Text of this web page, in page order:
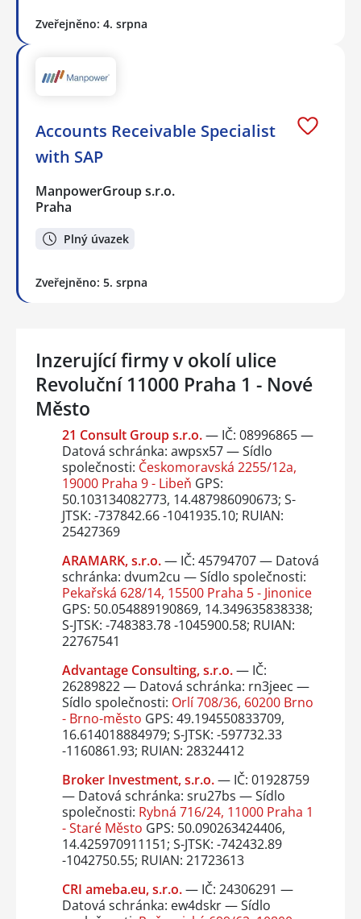
Zveřejněno: 4. srpna
Accounts Receivable Specialist
with SAP
ManpowerGroup s.r.o.
Praha
Plný úvazek
Zveřejněno: 5. srpna
Inzerující firmy v okolí ulice
Revoluční 11000 Praha 1 - Nové
Město
21 Consult Group s.r.o.— IČ: 08996865 —
Datová schránka: awpsx57 — Sídlo
společnosti: Českomoravská 2255/12a,
19000 Praha 9 - Libeň GPS:
50.103134082773, 14.487986090673; S-
JTSK: -737842.66 -1041935.10; RUIAN:
25427369
ARAMARK, s.r.o.— IČ: 45794707 — Datová
schránka: dvum2cu — Sídlo společnosti:
Pekařská 628/14, 15500 Praha 5 - Jinonice
GPS: 50.054889190869, 14.349635838338;
S-JTSK: -748383.78 -1045900.58; RUIAN:
22767541
Advantage Consulting, s.r.o.— IČ:
26289822 — Datová schránka: rn3jeec —
Sídlo společnosti: Orlí 708/36, 60200 Brno
- Brno-město GPS: 49.194550833709,
16.614018884979; S-JTSK: -597732.33
-1160861.93; RUIAN: 28324412
Broker Investment, s.r.o.— IČ: 01928759
— Datová schránka: sru27bs — Sídlo
společnosti: Rybná 716/24, 11000 Praha 1
- Staré Město GPS: 50.090263424406,
14.425970911151; S-JTSK: -742432.89
-1042750.55; RUIAN: 21723613
CRI ameba.eu, s.r.o.— IČ: 24306291 —
Datová schránka: ew4dskr — Sídlo